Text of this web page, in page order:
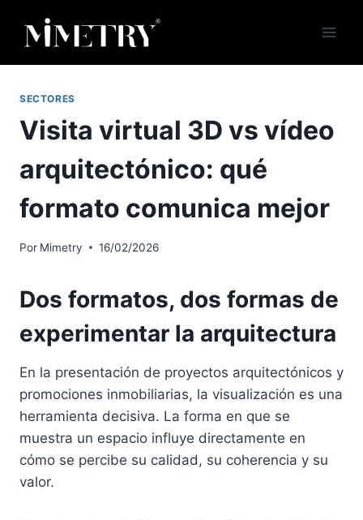
SECTORES
Visita virtual 3D vs vídeo
arquitectónico: qué
formato comunica mejor
Por Mimetry 16/02/2026
Dos formatos, dos formas de
experimentar la arquitectura
En la presentación de proyectos arquitectónicos y
promociones inmobiliarias, la visualización es una
herramienta decisiva. La forma en que se
muestra un espacio influye directamente en
cómo se percibe su calidad, su coherencia y su
valor.